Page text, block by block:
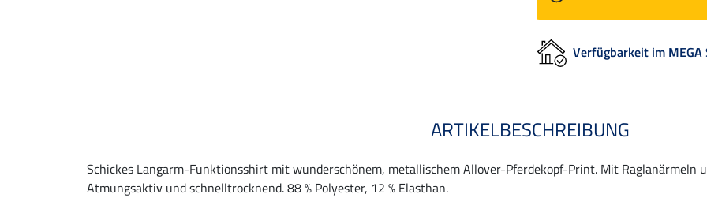
Verfügbarkeit im MEGA
ARTIKELBESCHREIBUNG
Schickes Langarm-Funktionsshirt mit wunderschönem, metallischem Allover-Pferdekopf-Print. Mit Raglanärmeln
Atmungsaktiv und schnelltrocknend. 88 % Polyester, 12 % Elasthan.